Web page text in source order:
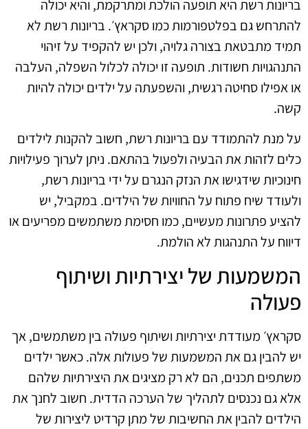
בריונות רשת היא תופעה הולכת ומתרקמת, והיא יכולה
להתרחש גם בפלטפורמות כמו סקראץ׳. בריונות רשת לא
תמיד מתבטאת בצורה גלויה, ולכן יש להקפיד על זיהוי
התנהגויות חשודות. תופעה זו יכולה לכלול השפלה, העלבה
או אפילו סחיטה רגשית, והשפעתה על ילדים יכולה להיות
קשה.
על מנת להתמודד עם בריונות רשת, חשוב להקנות לילדים
כלים לזהות את הבעיה ולפעול בהתאם. ניתן לערוך פעילויות
חינוכיות שידגישו את הנזק הנגרם על ידי בריונות רשת,
ולעודד שיח פתוח על החוויות של הילדים. במקביל, יש
להציע פתרונות מעשיים, כמו חסימת משתמשים מפריעים או
דיווח על התנהגות לא הולמת.
המשמעות של יצירתיות ושיתוף
פעולה
סקראץ׳ מעודדת יצירתיות ושיתוף פעולה בין משתמשים, אך
יש להבין גם את המשמעות של פעולות אלה. כאשר ילדים
משתפים תכנים, הם לא רק מציגים את היצירתיות שלהם
אלא גם נכנסים לתהליך של הערכה הדדית. חשוב לחנך את
הילדים להבין את החשיבות של מתן קרדיט ליצירות של